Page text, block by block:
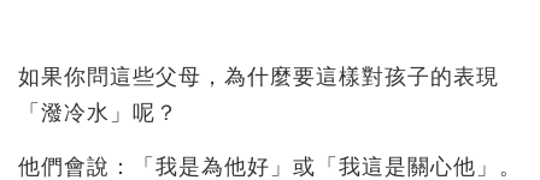
如果你問這些父母，為什麼要這樣對孩子的表現
「潑冷水」呢？
他們會說：「我是為他好」或「我這是關心他」。